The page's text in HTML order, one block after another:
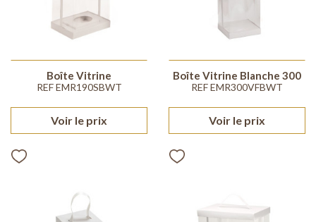
Boîte Vitrine
REF EMR190SBWT
Voir le prix
Boîte Vitrine Blanche 300
REF EMR300VFBWT
Voir le prix